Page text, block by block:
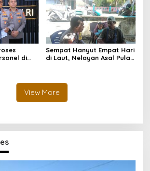
di
Sempat Hanyut Empat Hari
di Laut, Nelayan Asal Pulau
Utara
View More